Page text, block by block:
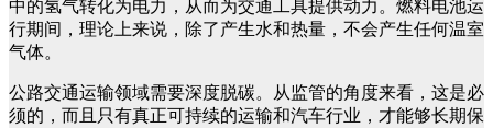
中的氢气转化为电力，从而为交通工具提供动力。燃料电池运
行期间，理论上来说，除了产生水和热量，不会产生任何温室
气体。
公路交通运输领域需要深度脱碳。从监管的角度来看，这是必
须的，而且只有真正可持续的运输和汽车行业，才能够长期保